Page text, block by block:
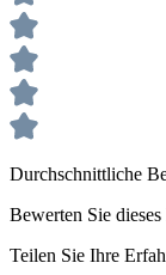
Durchschnittliche
Bewerten Sie
Teilen Sie Ihre